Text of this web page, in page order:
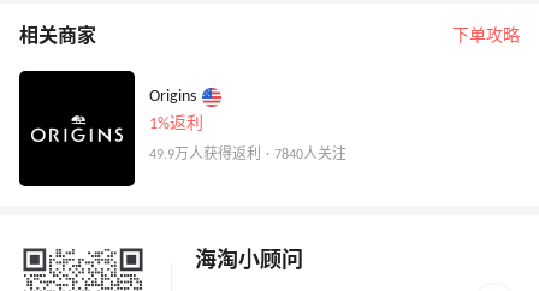
相关商家 下单攻略
Origins
1%返利
49.9万人获得返利 · 7840人关注
海淘小顾问